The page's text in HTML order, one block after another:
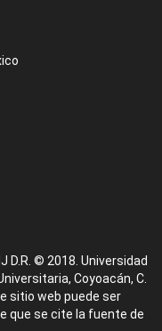
D.R. © 2018. Universidad
Coyoacán, C.
sitio web puede ser
que se cite la fuente de